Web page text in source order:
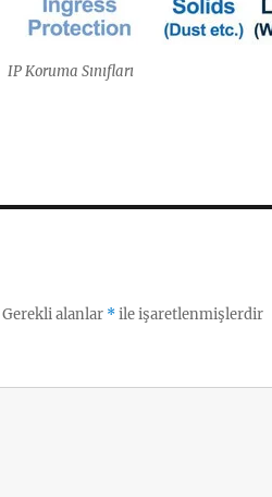
IP Koruma Sınıfları
Gerekli alanlar *ile işaretlenmişlerdir